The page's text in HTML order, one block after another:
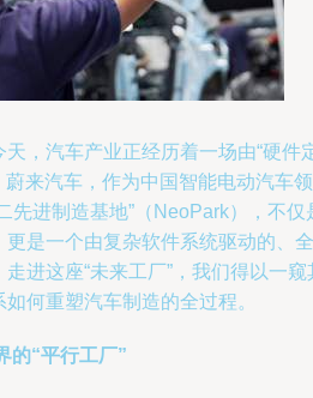
，汽车产业正经历着一场由“硬件
蔚来汽车，作为中国智能电动汽车领
先进制造基地”（NeoPark），不仅
是一个由复杂软件系统驱动的、全
进这座“未来工厂”，我们得以一窥
何重塑汽车制造的全过程。
的“平行工厂”